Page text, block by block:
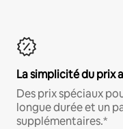
La simplicité du prix
Des prix spéciaux
longue durée et un
supplémentaires.*